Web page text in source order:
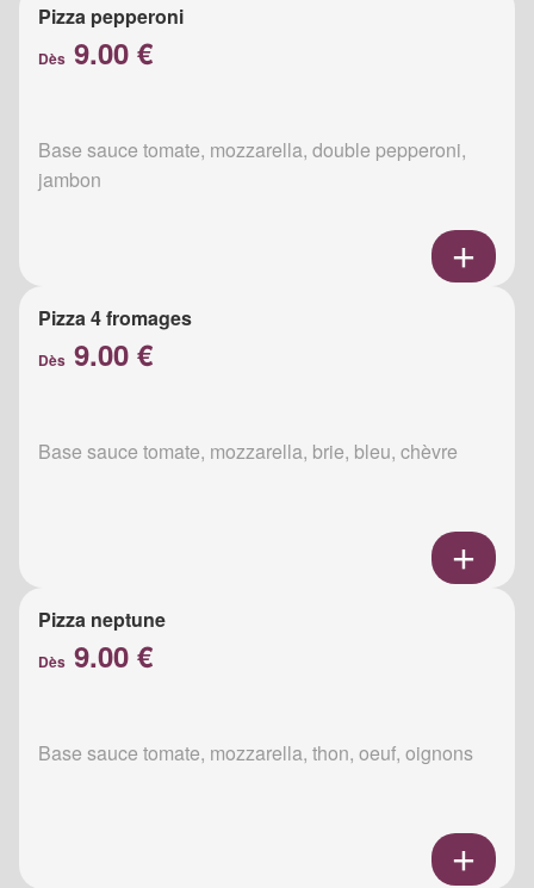
Pizza pepperoni
Dès 9.00 €
Base sauce tomate, mozzarella, double pepperoni,
jambon
Pizza 4 fromages
Dès 9.00 €
Base sauce tomate, mozzarella, brie, bleu, chèvre
Pizza neptune
Dès 9.00 €
Base sauce tomate, mozzarella, thon, oeuf, oignons